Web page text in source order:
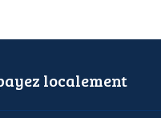
localement